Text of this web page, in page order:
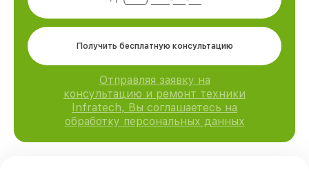
Получить бесплатную консультацию
Отправляя заявку на
консультацию и ремонт техники
Infratech, Вы соглашаетесь на
обработку персональных данных